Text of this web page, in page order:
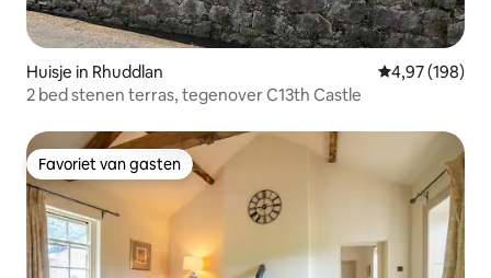
Huisje in Rhuddlan Gemiddelde
4,97 (198)
2 bed stenen terras, tegenover C13th Castle
Favoriet van gasten
Favoriet van gasten